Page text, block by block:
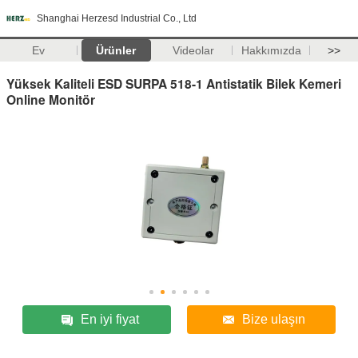
Shanghai Herzesd Industrial Co., Ltd
Ev Ürünler Videolar Hakkımızda >>
Yüksek Kaliteli ESD SURPA 518-1 Antistatik Bilek Kemeri
Online Monitör
En iyi fiyat Bize ulaşın